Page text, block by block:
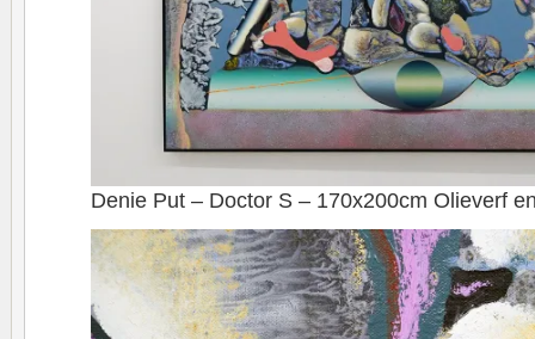
Denie Put – Doctor S – 170x200cm Olieverf